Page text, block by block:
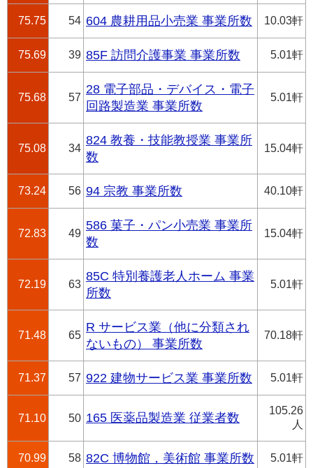
75.75 54 604 農耕用品小売業 事業所数 10.03軒
75.69 39 85F 訪問介護事業 事業所数 5.01軒
75.68 57
28 電子部品・デバイス・電子
回路製造業 事業所数
5.01軒
75.08 34
824 教養・技能教授業 事業所
数
15.04軒
73.24 56 94 宗教 事業所数 40.10軒
72.83 49
586 菓子・パン小売業 事業所
数
15.04軒
72.19 63
85C 特別養護老人ホーム 事業
所数
5.01軒
71.48 65
R サービス業（他に分類され
ないもの） 事業所数
70.18軒
71.37 57 922 建物サービス業 事業所数 5.01軒
71.10 50 165 医薬品製造業 従業者数
105.26
人
70.99 58 82C 博物館，美術館 事業所数 5.01軒